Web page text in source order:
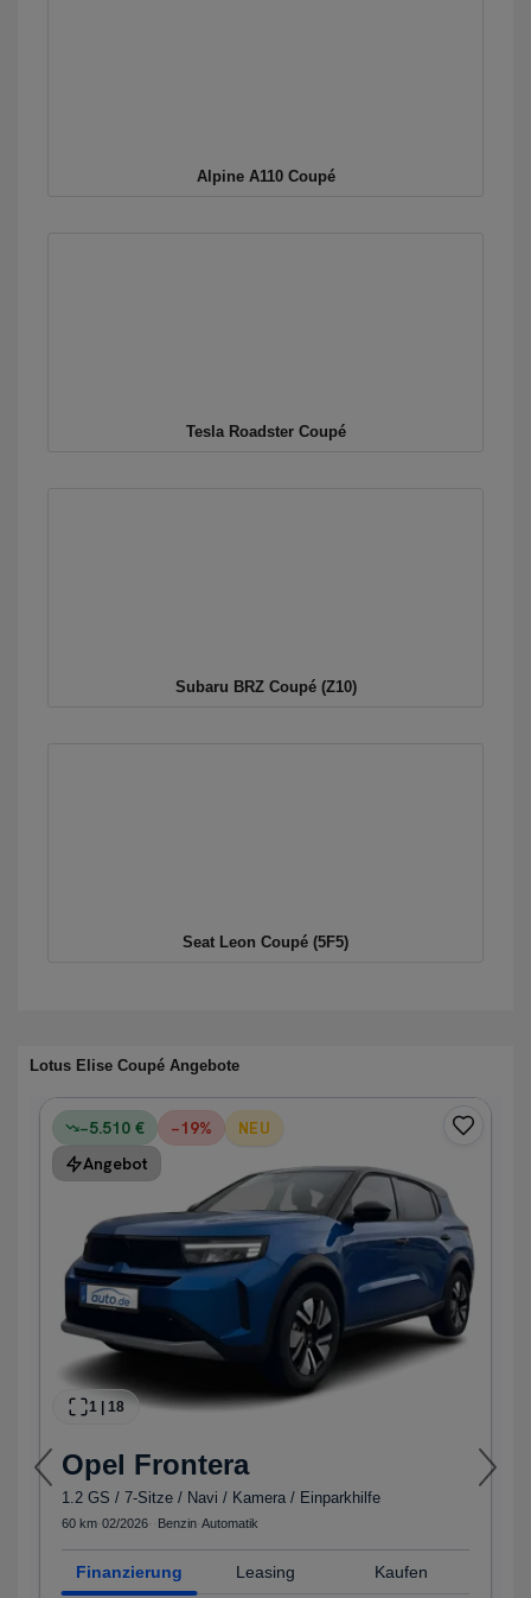
Alpine A110 Coupé
Tesla Roadster Coupé
Subaru BRZ Coupé (Z10)
Seat Leon Coupé (5F5)
Lotus Elise Coupé Angebote
−5.510 € −19% NEU
Angebot
1 | 18
Opel Frontera
1.2 GS / 7-Sitze / Navi / Kamera / Einparkhilfe
60 km 02/2026 Benzin Automatik
Finanzierung Leasing Kaufen